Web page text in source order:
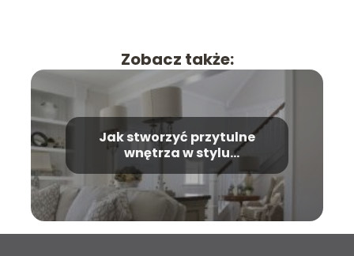
Zobacz także:
Jak stworzyć przytulne
wnętrza w stylu
prowansalskim?